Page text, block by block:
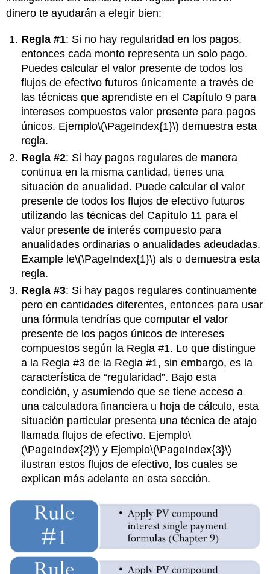
dinero te ayudarán a elegir bien:
Regla #1: Si no hay regularidad en los pagos,
entonces cada monto representa un solo pago.
Puedes calcular el valor presente de todos los
flujos de efectivo futuros únicamente a través de
las técnicas que aprendiste en el Capítulo 9 para
intereses compuestos valor presente para pagos
únicos. Ejemplo\(\PageIndex{1}\) demuestra esta
regla.
Regla #2: Si hay pagos regulares de manera
continua en la misma cantidad, tienes una
situación de anualidad. Puede calcular el valor
presente de todos los flujos de efectivo futuros
utilizando las técnicas del Capítulo 11 para el
valor presente de interés compuesto para
anualidades ordinarias o anualidades adeudadas.
Example le\(\PageIndex{1}\) also demuestra esta
regla.
Regla #3: Si hay pagos regulares continuamente
pero en cantidades diferentes, entonces para usar
una fórmula tendrías que computar el valor
presente de los pagos únicos de intereses
compuestos según la Regla #1. Lo que distingue
a la Regla #3 de la Regla #1, sin embargo, es la
característica de “regularidad”. Bajo esta
condición, y asumiendo que se tiene acceso a
una calculadora financiera u hoja de cálculo, esta
situación particular presenta una técnica de atajo
llamada flujos de efectivo. Ejemplo\
(\PageIndex{2}\) y Ejemplo\(\PageIndex{3}\)
ilustran estos flujos de efectivo, los cuales se
explican más adelante en esta sección.